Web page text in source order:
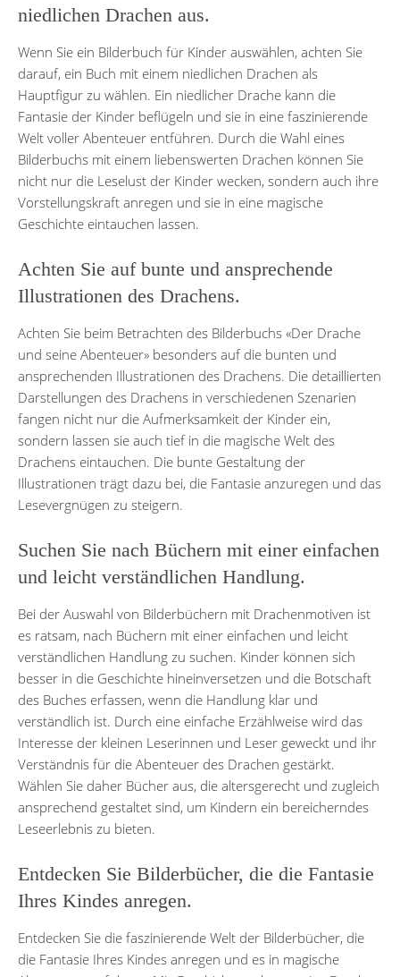
niedlichen Drachen aus.
Wenn Sie ein Bilderbuch für Kinder auswählen, achten Sie
darauf, ein Buch mit einem niedlichen Drachen als
Hauptfigur zu wählen. Ein niedlicher Drache kann die
Fantasie der Kinder beflügeln und sie in eine faszinierende
Welt voller Abenteuer entführen. Durch die Wahl eines
Bilderbuchs mit einem liebenswerten Drachen können Sie
nicht nur die Leselust der Kinder wecken, sondern auch ihre
Vorstellungskraft anregen und sie in eine magische
Geschichte eintauchen lassen.
Achten Sie auf bunte und ansprechende
Illustrationen des Drachens.
Achten Sie beim Betrachten des Bilderbuchs «Der Drache
und seine Abenteuer» besonders auf die bunten und
ansprechenden Illustrationen des Drachens. Die detaillierten
Darstellungen des Drachens in verschiedenen Szenarien
fangen nicht nur die Aufmerksamkeit der Kinder ein,
sondern lassen sie auch tief in die magische Welt des
Drachens eintauchen. Die bunte Gestaltung der
Illustrationen trägt dazu bei, die Fantasie anzuregen und das
Lesevergnügen zu steigern.
Suchen Sie nach Büchern mit einer einfachen
und leicht verständlichen Handlung.
Bei der Auswahl von Bilderbüchern mit Drachenmotiven ist
es ratsam, nach Büchern mit einer einfachen und leicht
verständlichen Handlung zu suchen. Kinder können sich
besser in die Geschichte hineinversetzen und die Botschaft
des Buches erfassen, wenn die Handlung klar und
verständlich ist. Durch eine einfache Erzählweise wird das
Interesse der kleinen Leserinnen und Leser geweckt und ihr
Verständnis für die Abenteuer des Drachen gestärkt.
Wählen Sie daher Bücher aus, die altersgerecht und zugleich
ansprechend gestaltet sind, um Kindern ein bereicherndes
Leseerlebnis zu bieten.
Entdecken Sie Bilderbücher, die die Fantasie
Ihres Kindes anregen.
Entdecken Sie die faszinierende Welt der Bilderbücher, die
die Fantasie Ihres Kindes anregen und es in magische